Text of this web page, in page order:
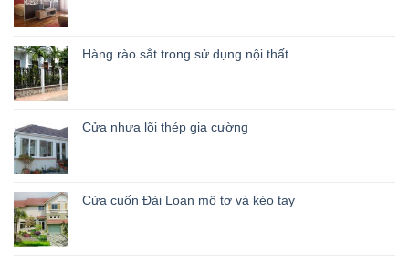
Hàng rào sắt trong sử dụng nội thất
Cửa nhựa lõi thép gia cường
Cửa cuốn Đài Loan mô tơ và kéo tay